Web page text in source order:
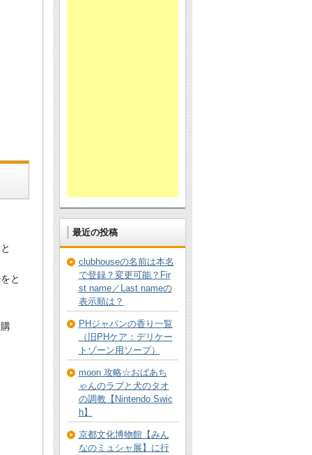
と
最近の投稿
clubhouseの名前は本名
で登録？変更可能？Fir
st name／Last nameの
表示順は？
PHジャパンの香り一覧
（旧PHケア：デリケー
トゾーン用ソープ）
moon 攻略☆おばあち
ゃんのラブと犬のタオ
の調教【Nintendo Swic
h】
京都文化博物館【みん
なのミュシャ展】に行